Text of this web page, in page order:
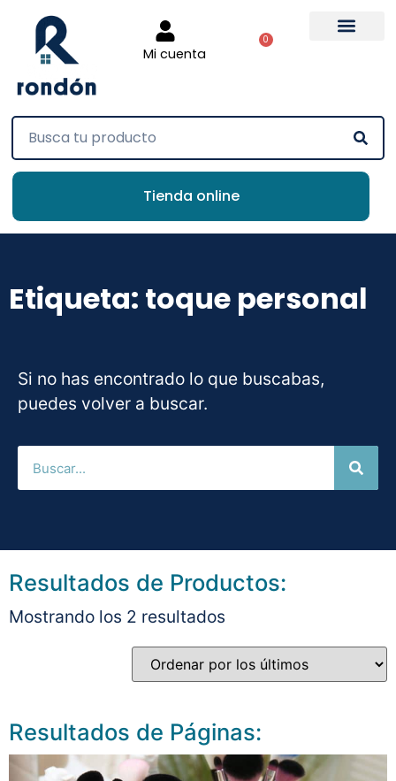
Mi cuenta
0
Tienda online
Etiqueta: toque personal
Si no has encontrado lo que buscabas,
puedes volver a buscar.
Resultados de Productos:
Mostrando los 2 resultados
Resultados de Páginas: